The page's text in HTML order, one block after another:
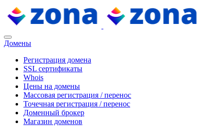
Домены
Регистрация домена
SSL сертификаты
Whois
Цены на домены
Массовая регистрация / перенос
Точечная регистрация / перенос
Доменный брокер
Магазин доменов